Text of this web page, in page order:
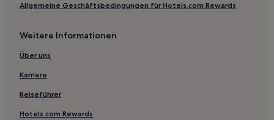
Familien in Etu-Toolo
Allgemeine Geschäftsbedingungen für Hotels.com Rewards
Weitere Informationen
Über uns
Karriere
Reiseführer
Hotels.com Rewards